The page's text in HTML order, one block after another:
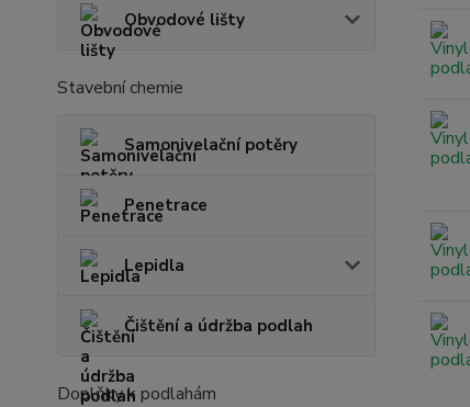
Obvodové lišty
Stavební chemie
Samonivelační potěry
Penetrace
Lepidla
Čištění a údržba podlah
Doplňky k podlahám